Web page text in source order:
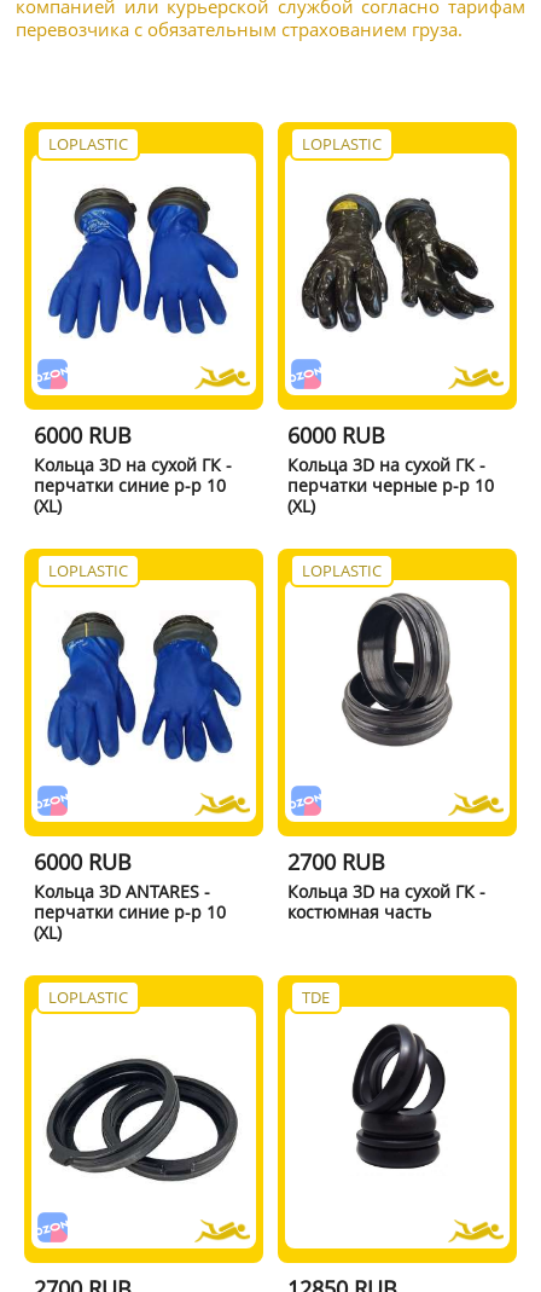
компанией или курьерской службой согласно тарифам
перевозчика с обязательным страхованием груза.
LOPLASTIC
6000 RUB
Кольца 3D на сухой ГК -
перчатки синие р-р 10
(XL)
LOPLASTIC
6000 RUB
Кольца 3D на сухой ГК -
перчатки черные р-р 10
(XL)
LOPLASTIC
6000 RUB
Кольца 3D ANTARES -
перчатки синие р-р 10
(XL)
LOPLASTIC
2700 RUB
Кольца 3D на сухой ГК -
костюмная часть
LOPLASTIC TDE